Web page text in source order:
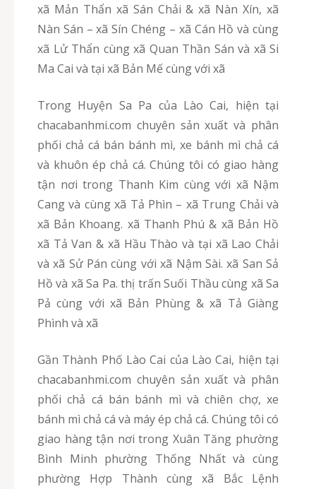
xã Mản Thẩn xã Sán Chải & xã Nàn Xín, xã
Nàn Sán – xã Sín Chéng – xã Cán Hồ và cùng
xã Lử Thẩn cùng xã Quan Thần Sán và xã Si
Ma Cai và tại xã Bản Mế cùng với xã
Trong Huyện Sa Pa của Lào Cai, hiện tại
chacabanhmi.com chuyên sản xuất và phân
phối chả cá bán bánh mì, xe bánh mì chả cá
và khuôn ép chả cá. Chúng tôi có giao hàng
tận nơi trong Thanh Kim cùng với xã Nậm
Cang và cùng xã Tả Phìn – xã Trung Chải và
xã Bản Khoang. xã Thanh Phú & xã Bản Hồ
xã Tả Van & xã Hầu Thào và tại xã Lao Chải
và xã Sử Pán cùng với xã Nậm Sài. xã San Sả
Hồ và xã Sa Pa. thị trấn Suối Thầu cùng xã Sa
Pả cùng với xã Bản Phùng & xã Tả Giàng
Phình và xã
Gần Thành Phố Lào Cai của Lào Cai, hiện tại
chacabanhmi.com chuyên sản xuất và phân
phối chả cá bán bánh mì và chiên chợ, xe
bánh mì chả cá và máy ép chả cá. Chúng tôi có
giao hàng tận nơi trong Xuân Tăng phường
Bình Minh phường Thống Nhất và cùng
phường Hợp Thành cùng xã Bắc Lệnh